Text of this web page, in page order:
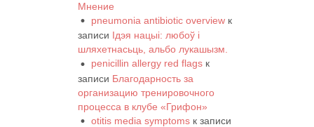
Мнение
pneumonia antibiotic overview к
записи Ідэя нацыі: любоў і
шляхетнасьць, альбо лукашызм.
penicillin allergy red flags к
записи Благодарность за
организацию тренировочного
процесса в клубе «Грифон»
otitis media symptoms к записи